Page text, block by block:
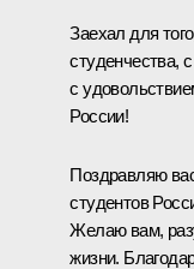
Заехал для
студенчества,
с
России!
Поздравляю
студентов
Желаю вам,
жизни.